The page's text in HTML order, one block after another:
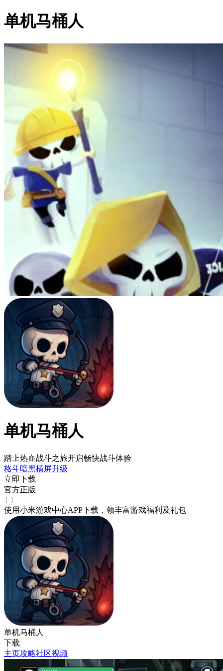
单机马桶人
单机马桶人
踏上热血战斗之旅开启畅快战斗体验
格斗暗黑横屏升级
立即下载
官方正版
使用小米游戏中心APP下载 ，领丰富游戏福利 及礼包
单机马桶人
下载
主页攻略社区视频